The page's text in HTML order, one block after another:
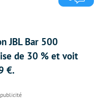
JBL Bar 500
de 30 % et voit
€.